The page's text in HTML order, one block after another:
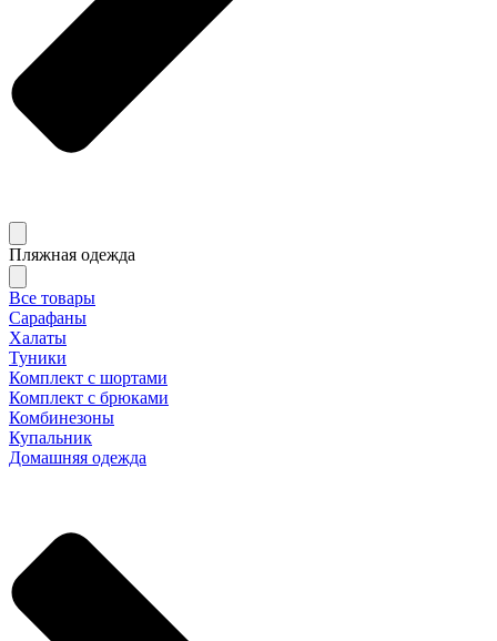
Пляжная одежда
Все товары
Сарафаны
Халаты
Туники
Комплект с шортами
Комплект с брюками
Комбинезоны
Купальник
Домашняя одежда